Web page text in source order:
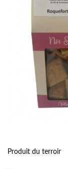
Produit du terroir